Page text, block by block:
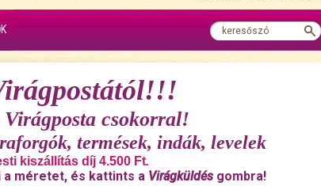
Virágposta csokorral!
termések, indák, levelek
kiszállítás díj 4.500 Ft.
méretet, és kattints a Virágküldés gombra!